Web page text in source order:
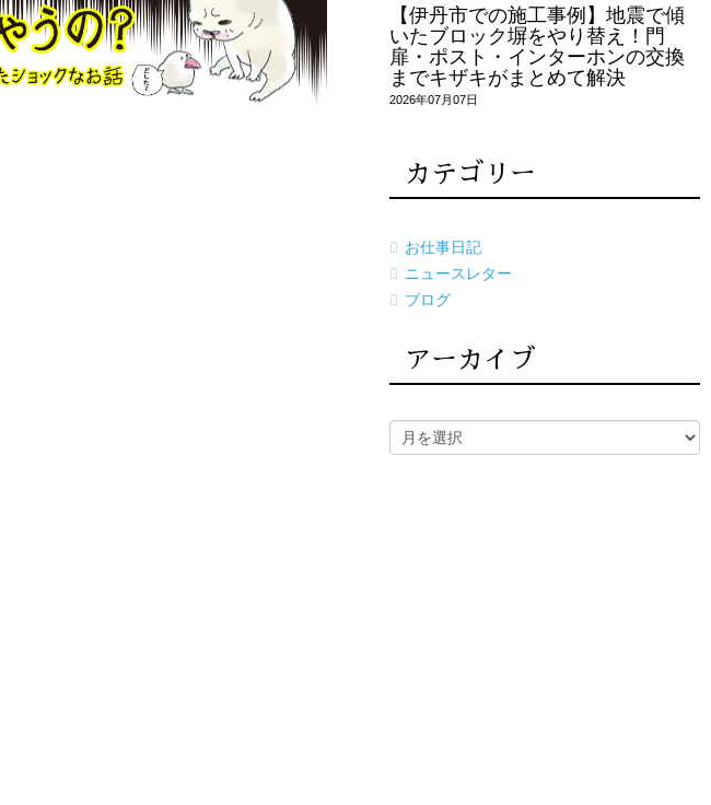
【伊丹市での施工事例】地震で傾
いたブロック塀をやり替え！門
扉・ポスト・インターホンの交換
までキザキがまとめて解決
2026年07月07日
カテゴリー
お仕事日記
ニュースレター
ブログ
アーカイブ